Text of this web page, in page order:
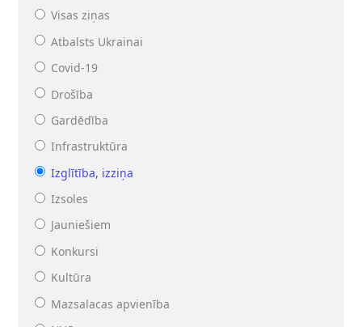
Visas ziņas
Atbalsts Ukrainai
Covid-19
Drošība
Gardēdība
Infrastruktūra
Izglītība, izziņa
Izsoles
Jauniešiem
Konkursi
Kultūra
Mazsalacas apvienība